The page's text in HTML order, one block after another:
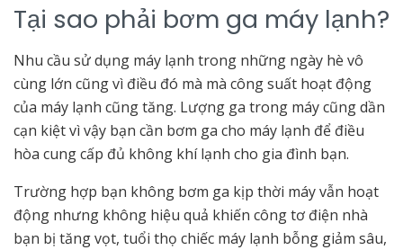
Tại sao phải bơm ga máy lạnh?
Nhu cầu sử dụng máy lạnh trong những ngày hè vô
cùng lớn cũng vì điều đó mà mà công suất hoạt động
của máy lạnh cũng tăng. Lượng ga trong máy cũng dần
cạn kiệt vì vậy bạn cần bơm ga cho máy lạnh để điều
hòa cung cấp đủ không khí lạnh cho gia đình bạn.
Trường hợp bạn không bơm ga kịp thời máy vẫn hoạt
động nhưng không hiệu quả khiến công tơ điện nhà
bạn bị tăng vọt, tuổi thọ chiếc máy lạnh bỗng giảm sâu,